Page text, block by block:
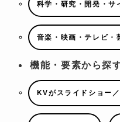
科学・研究・開発・サ
音楽・映画・テレビ・
機能・要素から探
KVがスライドショー